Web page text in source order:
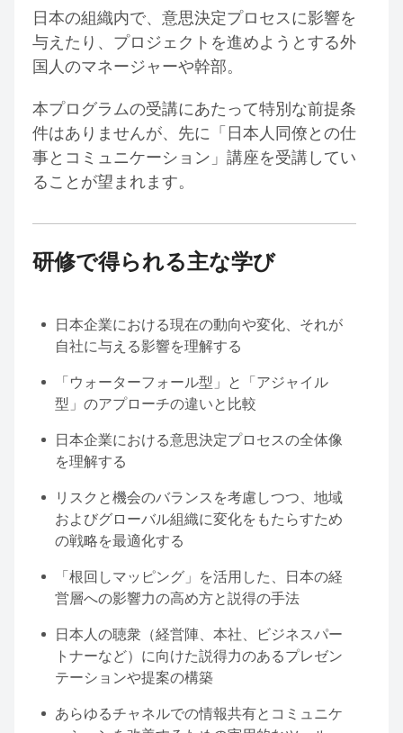
日本の組織内で、意思決定プロセスに影響を
与えたり、プロジェクトを進めようとする外
国人のマネージャーや幹部。
本プログラムの受講にあたって特別な前提条
件はありませんが、先に「日本人同僚との仕
事とコミュニケーション」講座を受講してい
ることが望まれます。
研修で得られる主な学び
日本企業における現在の動向や変化、それが
自社に与える影響を理解する
「ウォーターフォール型」と「アジャイル
型」のアプローチの違いと比較
日本企業における意思決定プロセスの全体像
を理解する
リスクと機会のバランスを考慮しつつ、地域
およびグローバル組織に変化をもたらすため
の戦略を最適化する
「根回しマッピング」を活用した、日本の経
営層への影響力の高め方と説得の手法
日本人の聴衆（経営陣、本社、ビジネスパー
トナーなど）に向けた説得力のあるプレゼン
テーションや提案の構築
あらゆるチャネルでの情報共有とコミュニケ